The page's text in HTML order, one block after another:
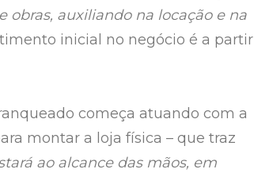
obras, auxiliando na locação e na
inicial no negócio é a partir
começa atuando com a
montar a loja física – que traz
ao alcance das mãos, em